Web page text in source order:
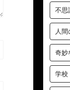
不思
人間
奇妙
学校